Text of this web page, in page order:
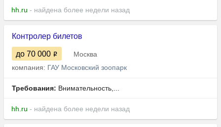
hh.ru - найдена более недели назад
Контролер билетов
до 70 000
Москва
компания: ГАУ Московский зоопарк
Требования: ​​​​​​Внимательность,...
hh.ru - найдена более недели назад